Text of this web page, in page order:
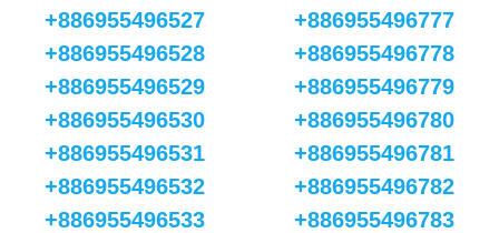
+886955496527
+886955496528
+886955496529
+886955496530
+886955496531
+886955496532
+886955496533
+886955496777
+886955496778
+886955496779
+886955496780
+886955496781
+886955496782
+886955496783